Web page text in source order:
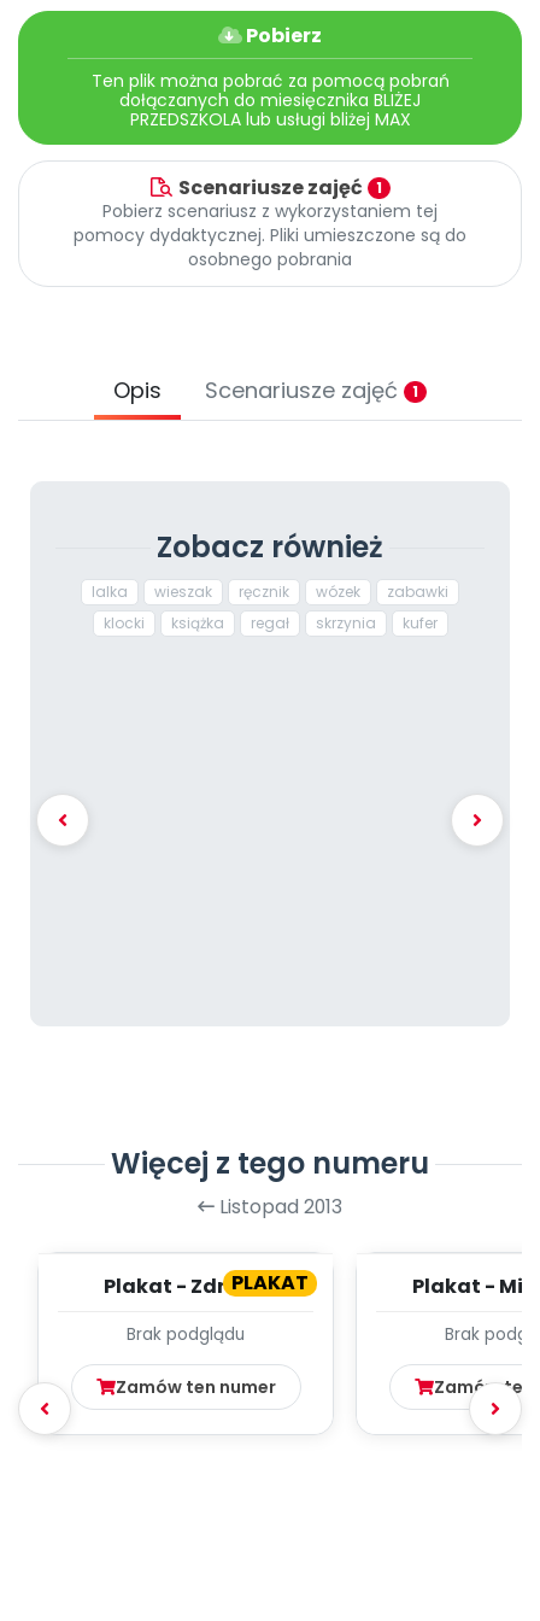
Archiwalne numery
Pomoc
Pobierz
Ten plik można pobrać za pomocą pobrań
dołączanych do miesięcznika BLIŻEJ
PRZEDSZKOLA lub usługi bliżej MAX
Scenariusze zajęć 1
Pobierz scenariusz z wykorzystaniem tej
pomocy dydaktycznej. Pliki umieszczone są do
osobnego pobrania
Opis Scenariusze zajęć 1
Zobacz również
lalka wieszak ręcznik wózek
zabawki
klocki
książka regał skrzynia kufer
Więcej z tego numeru
Listopad 2013
PLAKAT
Plakat - Zdrowe
Brak podglądu
Zamów ten numer
Plakat -
Brak
Zamów ten